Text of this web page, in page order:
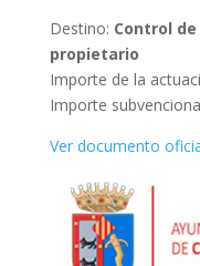
Destino: Control
propietario
Importe de la
Importe
Ver documento